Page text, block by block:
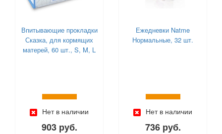
Впитывающие прокладки
Сказка, для кормящих
матерей, 60 шт., S, M, L
Нет в наличии
903 руб.
Ежедневки Natme
Нормальные, 32 шт.
Нет в наличии
736 руб.